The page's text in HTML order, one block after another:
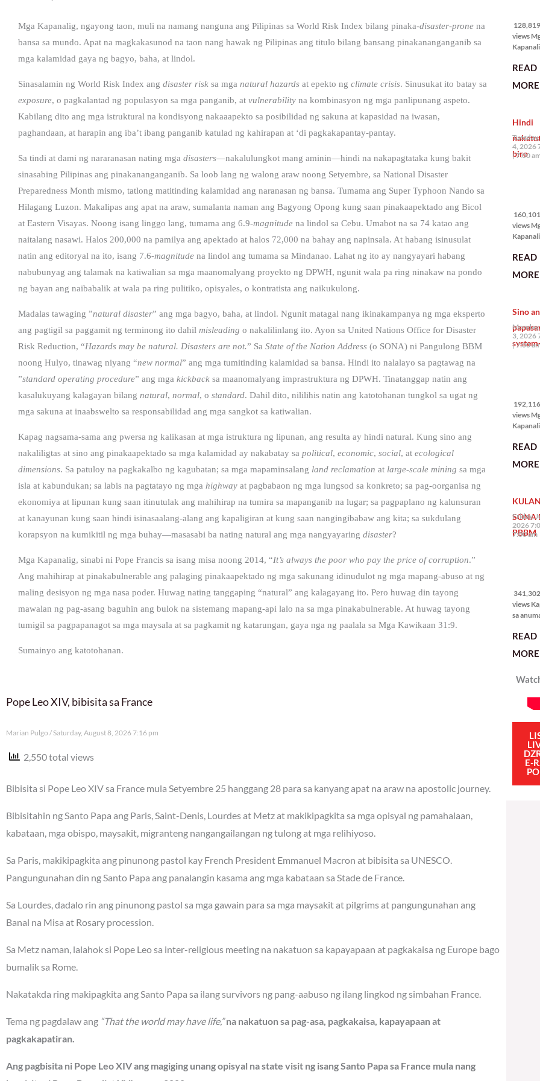
Mga Kapanalig, ngayong taon, muli na namang nanguna ang Pilipinas sa World Risk Index bilang pinaka-disaster-prone na
bansa sa mundo. Apat na magkakasunod na taon nang hawak ng Pilipinas ang titulo bilang bansang pinakananganganib sa
mga kalamidad gaya ng bagyo, baha, at lindol.
Sinasalamin ng World Risk Index ang disaster risk sa mga natural hazards at epekto ng climate crisis. Sinusukat ito batay sa
exposure, o pagkalantad ng populasyon sa mga panganib, at vulnerability na kombinasyon ng mga panlipunang aspeto.
Kabilang dito ang mga istruktural na kondisyong nakaaapekto sa posibilidad ng sakuna at kapasidad na iwasan,
paghandaan, at harapin ang iba’t ibang panganib katulad ng kahirapan at ‘di pagkakapantay-pantay.
Sa tindi at dami ng nararanasan nating mga disasters—nakalulungkot mang aminin—hindi na nakapagtataka kung bakit
sinasabing Pilipinas ang pinakananganganib. Sa loob lang ng walong araw noong Setyembre, sa National Disaster
Preparedness Month mismo, tatlong matitinding kalamidad ang naranasan ng bansa. Tumama ang Super Typhoon Nando sa
Hilagang Luzon. Makalipas ang apat na araw, sumalanta naman ang Bagyong Opong kung saan pinakaapektado ang Bicol
at Eastern Visayas. Noong isang linggo lang, tumama ang 6.9-magnitude na lindol sa Cebu. Umabot na sa 74 katao ang
naitalang nasawi. Halos 200,000 na pamilya ang apektado at halos 72,000 na bahay ang napinsala. At habang isinusulat
natin ang editoryal na ito, isang 7.6-magnitude na lindol ang tumama sa Mindanao. Lahat ng ito ay nangyayari habang
nabubunyag ang talamak na katiwalian sa mga maanomalyang proyekto ng DPWH, ngunit wala pa ring ninakaw na pondo
ng bayan ang naibabalik at wala pa ring pulitiko, opisyales, o kontratista ang naikukulong.
Madalas tawaging ”natural disaster” ang mga bagyo, baha, at lindol. Ngunit matagal nang ikinakampanya ng mga eksperto
ang pagtigil sa paggamit ng terminong ito dahil misleading o nakalilinlang ito. Ayon sa United Nations Office for Disaster
Risk Reduction, “Hazards may be natural. Disasters are not.” Sa State of the Nation Address (o SONA) ni Pangulong BBM
noong Hulyo, tinawag niyang “new normal” ang mga tumitinding kalamidad sa bansa. Hindi ito nalalayo sa pagtawag na
”standard operating procedure” ang mga kickback sa maanomalyang imprastruktura ng DPWH. Tinatanggap natin ang
kasalukuyang kalagayan bilang natural, normal, o standard. Dahil dito, nililihis natin ang katotohanan tungkol sa ugat ng
mga sakuna at inaabswelto sa responsabilidad ang mga sangkot sa katiwalian.
Kapag nagsama-sama ang pwersa ng kalikasan at mga istruktura ng lipunan, ang resulta ay hindi natural. Kung sino ang
nakaliligtas at sino ang pinakaapektado sa mga kalamidad ay nakabatay sa political, economic, social, at ecological
dimensions. Sa patuloy na pagkakalbo ng kagubatan; sa mga mapaminsalang land reclamation at large-scale mining sa mga
isla at kabundukan; sa labis na pagtatayo ng mga highway at pagbabaon ng mga lungsod sa konkreto; sa pag-oorganisa ng
ekonomiya at lipunan kung saan itinutulak ang mahihirap na tumira sa mapanganib na lugar; sa pagpaplano ng kalunsuran
at kanayunan kung saan hindi isinasaalang-alang ang kapaligiran at kung saan nangingibabaw ang kita; sa sukdulang
korapsyon na kumikitil ng mga buhay—masasabi ba nating natural ang mga nangyayaring disaster?
Mga Kapanalig, sinabi ni Pope Francis sa isang misa noong 2014, “It’s always the poor who pay the price of corruption.”
Ang mahihirap at pinakabulnerable ang palaging pinakaapektado ng mga sakunang idinudulot ng mga mapang-abuso at ng
maling desisyon ng mga nasa poder. Huwag nating tanggaping “natural” ang kalagayang ito. Pero huwag din tayong
mawalan ng pag-asang baguhin ang bulok na sistemang mapang-api lalo na sa mga pinakabulnerable. At huwag tayong
tumigil sa pagpapanagot sa mga maysala at sa pagkamit ng katarungan, gaya nga ng paalala sa Mga Kawikaan 31:9.
Sumainyo ang katotohanan.
Pope Leo XIV, bibisita sa France
Marian Pulgo Saturday, August 8, 2026 7:16 pm
2,550 total views
Bibisita si Pope Leo XIV sa France mula Setyembre 25 hanggang 28 para sa kanyang apat na araw na apostolic journey.
Bibisitahin ng Santo Papa ang Paris, Saint-Denis, Lourdes at Metz at makikipagkita sa mga opisyal ng pamahalaan,
kabataan, mga obispo, maysakit, migranteng nangangailangan ng tulong at mga relihiyoso.
Sa Paris, makikipagkita ang pinunong pastol kay French President Emmanuel Macron at bibisita sa UNESCO.
Pangungunahan din ng Santo Papa ang panalangin kasama ang mga kabataan sa Stade de France.
Sa Lourdes, dadalo rin ang pinunong pastol sa mga gawain para sa mga maysakit at pilgrims at pangungunahan ang
Banal na Misa at Rosary procession.
Sa Metz naman, lalahok si Pope Leo sa inter-religious meeting na nakatuon sa kapayapaan at pagkakaisa ng Europe bago
bumalik sa Rome.
Nakatakda ring makipagkita ang Santo Papa sa ilang survivors ng pang-aabuso ng ilang lingkod ng simbahan France.
Tema ng pagdalaw ang “That the world may have life,”na nakatuon sa pag-asa, pagkakaisa, kapayapaan at
pagkakapatiran.
Ang pagbisita ni Pope Leo XIV ang magiging unang opisyal na state visit ng isang Santo Papa sa France mula nang
views
bawat
disente,
itong
ligtas,
READ
MORE
Hindi
biro
4, 2026
7:00
views
Japanese
the
bahay
READ
MORE
Sino
3, 2026
7:00
views
State of
Marcos
READ
MORE
SONA
PBBM
Friday,
2026
7:00 am
views
sa
planong
sadyang
itong
kulang.
ibig
READ
MORE
E-